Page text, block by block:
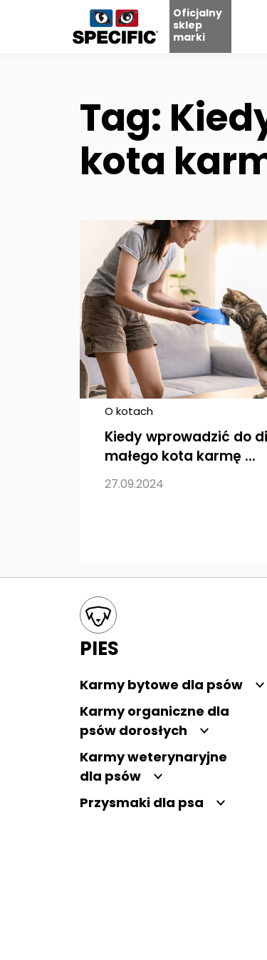
Oficjalny
sklep
marki
Tag:
kota
O kotach
Kiedy wprowadzić do
małego kota karmę ...
27.09.2024
Mapa kategorii
PIES
Karmy bytowe dla psów
Karmy organiczne dla
psów dorosłych
Karmy weterynaryjne
dla psów
Przysmaki dla psa